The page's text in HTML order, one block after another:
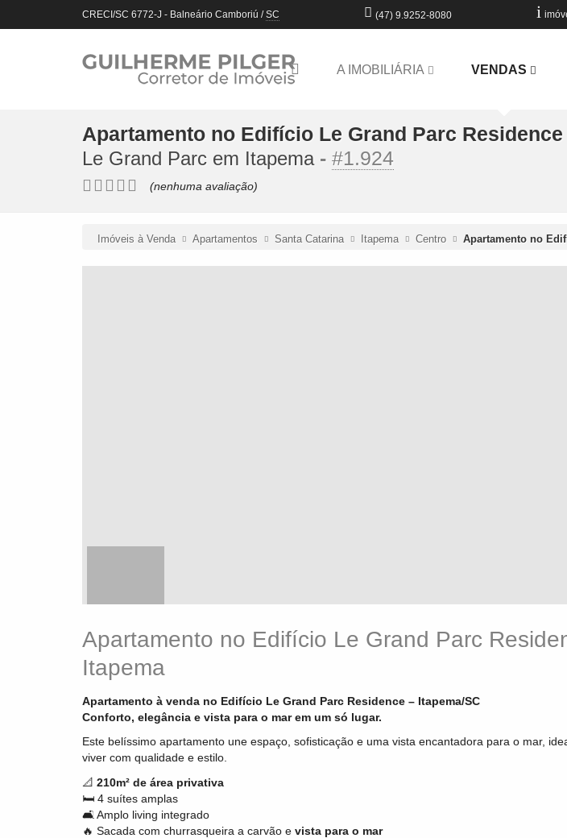
CRECI/SC 6772-J - Balneário Camboriú /SC (47) 9.9252-8080
A IMOBILIÁRIA VENDAS
Apartamento no Edifício Le Grand Parc Residence
Le Grand Parc em Itapema- #1.924
(nenhuma avaliação)
Imóveis à Venda Apartamentos Santa Catarina Itapema Centro Apartamento no
Apartamento no Edifício Le Grand Parc
Itapema
Apartamento à venda no Edifício Le Grand Parc Residence – Itapema/SC
Conforto, elegância e vista para o mar em um só lugar.
Este belíssimo apartamento une espaço, sofisticação e uma vista encantadora para o mar,
viver com qualidade e estilo.
📐 210m² de área privativa
🛏️ 4 suítes amplas
🛋️ Amplo living integrado
🔥 Sacada com churrasqueira a carvão e vista para o mar